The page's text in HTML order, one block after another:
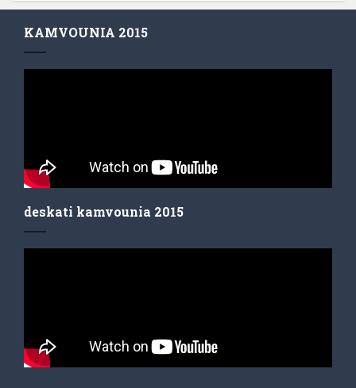
KAMVOUNIA 2015
deskati kamvounia 2015